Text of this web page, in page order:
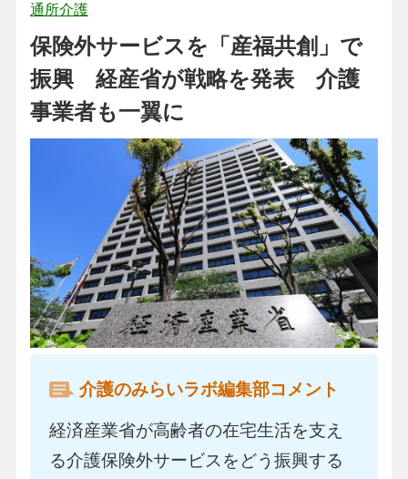
通所介護
保険外サービスを「産福共創」で
振興 経産省が戦略を発表 介護
事業者も一翼に
介護のみらいラボ編集部コメント
経済産業省が高齢者の在宅生活を支え
る介護保険外サービスをどう振興する